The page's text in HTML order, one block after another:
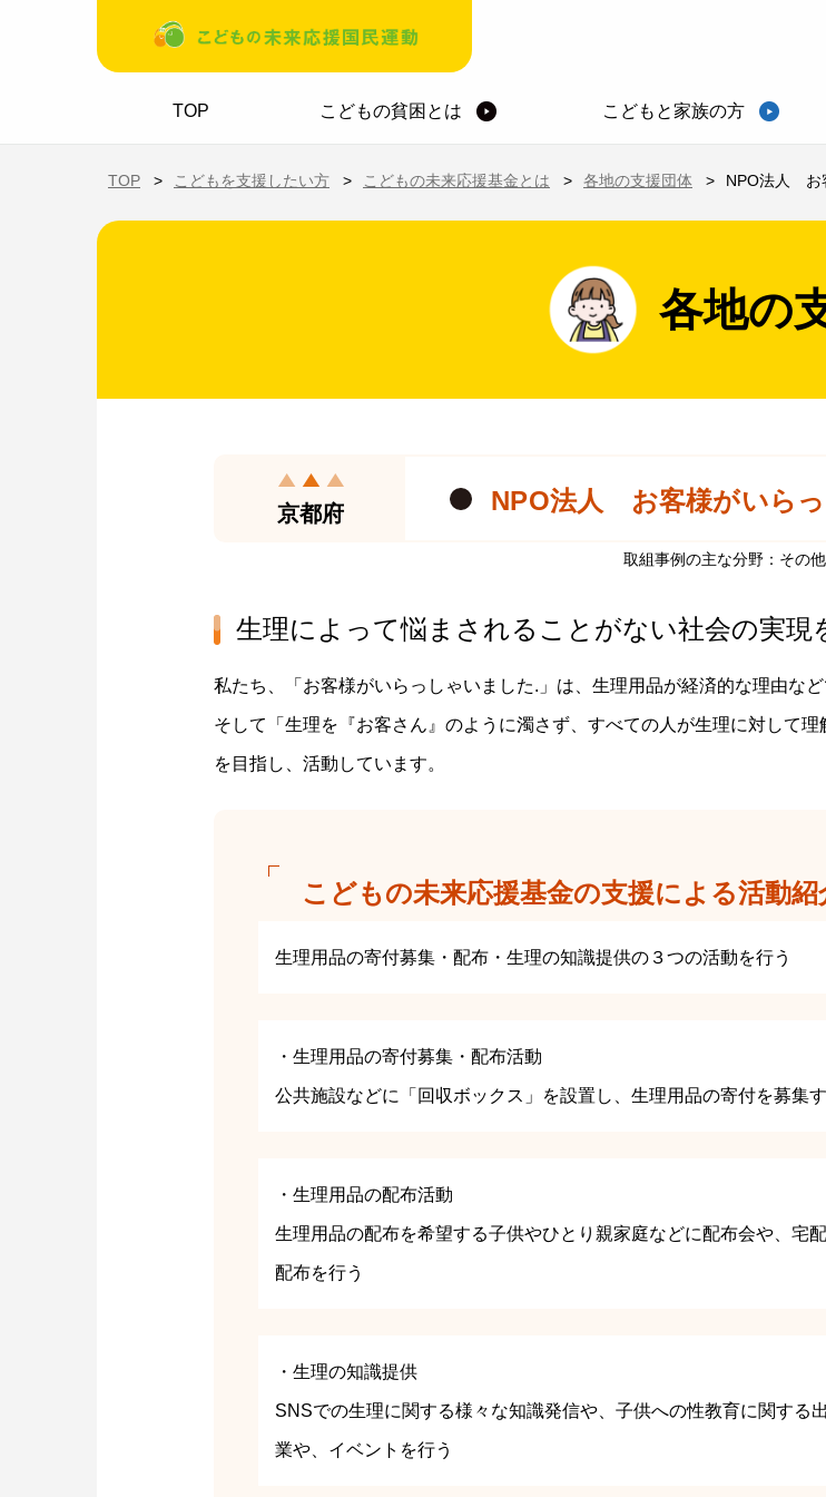
ホーム
TOP
こどもの貧困とは こどもと家族の方
TOP こどもを支援したい方 こどもの未来応援基金とは 各地の支援団体 NPO法人 お
各地の
京都府 NPO法人 お客様がいら
取組事例の主な分野：その
生理によって悩まされることがない社会の実現
私たち、「お客様がいらっしゃいました.」は、生理用品が経済的な理由な
そして「生理を『お客さん』のように濁さず、すべての人が生理に対して
を目指し、活動しています。
こどもの未来応援基金の支援による活動紹
生理用品の寄付募集・配布・生理の知識提供の３つの活動を行う
・生理用品の寄付募集・配布活動
公共施設などに「回収ボックス」を設置し、生理用品の寄付を募集
・生理用品の配布活動
生理用品の配布を希望する子供やひとり親家庭などに配布会や、宅
配布を行う
・生理の知識提供
SNSでの生理に関する様々な知識発信や、子供への性教育に関する
業や、イベントを行う